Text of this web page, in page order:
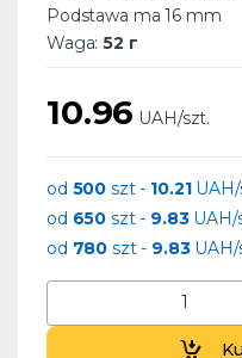
Podstawa ma 16 mm
Waga:52 г
10.96 UAH/szt.
od 500 szt - 10.21UAH/
od 650 szt - 9.83UAH/
od 780 szt - 9.83UAH/